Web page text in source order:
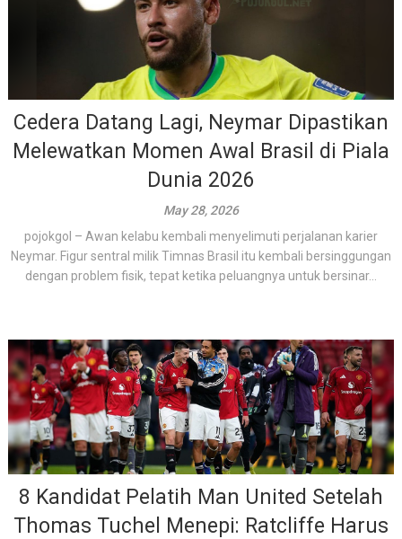
Cedera Datang Lagi, Neymar Dipastikan
Melewatkan Momen Awal Brasil di Piala
Dunia 2026
May 28, 2026
pojokgol – Awan kelabu kembali menyelimuti perjalanan karier
Neymar. Figur sentral milik Timnas Brasil itu kembali bersinggungan
dengan problem fisik, tepat ketika peluangnya untuk bersinar...
8 Kandidat Pelatih Man United Setelah
Thomas Tuchel Menepi: Ratcliffe Harus